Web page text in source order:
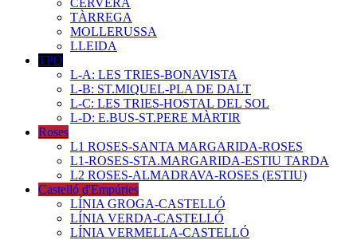
TÀRREGA
MOLLERUSSA
LLEIDA
TPO
L-A: LES TRIES-BONAVISTA
L-B: ST.MIQUEL-PLA DE DALT
L-C: LES TRIES-HOSTAL DEL SOL
L-D: E.BUS-ST.PERE MÀRTIR
Roses
L1 ROSES-SANTA MARGARIDA-ROSES
L1-ROSES-STA.MARGARIDA-ESTIU TARDA
L2 ROSES-ALMADRAVA-ROSES (ESTIU)
Castelló d'Empúries
LÍNIA GROGA-CASTELLÓ
LÍNIA VERDA-CASTELLÓ
LÍNIA VERMELLA-CASTELLÓ